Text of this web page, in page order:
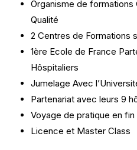
Organisme de formations
Qualité
2 Centres de Formations
1ère Ecole de France
Hôspitaliers
Jumelage Avec
Partenariat avec leurs 9
Voyage de pratique en fin
Licence et Master Class